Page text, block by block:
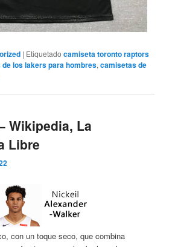
| Etiquetado camiseta toronto raptors
los lakers para hombres,camisetas de
Wikipedia, La
Libre
con un toque seco, que combina